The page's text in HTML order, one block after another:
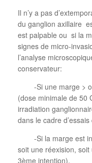
Il n’y a pas
du ganglion axillaire
est palpable ou si la
signes de micro-
l’analyse
conservateur:
-Si une marge >
(dose minimale de 50
irradiation
dans le cadre
-Si la marge est
soit une réexision,
3ème intention).